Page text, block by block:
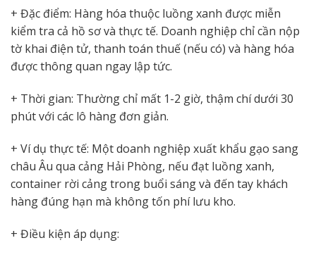
+ Đặc điểm: Hàng hóa thuộc luồng xanh được miễn
kiểm tra cả hồ sơ và thực tế. Doanh nghiệp chỉ cần nộp
tờ khai điện tử, thanh toán thuế (nếu có) và hàng hóa
được thông quan ngay lập tức.
+ Thời gian: Thường chỉ mất 1-2 giờ, thậm chí dưới 30
phút với các lô hàng đơn giản.
+ Ví dụ thực tế: Một doanh nghiệp xuất khẩu gạo sang
châu Âu qua cảng Hải Phòng, nếu đạt luồng xanh,
container rời cảng trong buổi sáng và đến tay khách
hàng đúng hạn mà không tốn phí lưu kho.
+ Điều kiện áp dụng: